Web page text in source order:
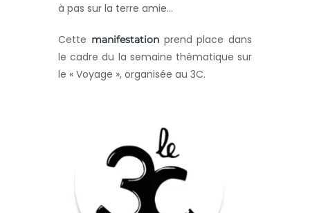
à pas sur la terre amie…
Cette manifestationprend place dans
le cadre du la semaine thématique sur
le « Voyage », organisée au 3C.